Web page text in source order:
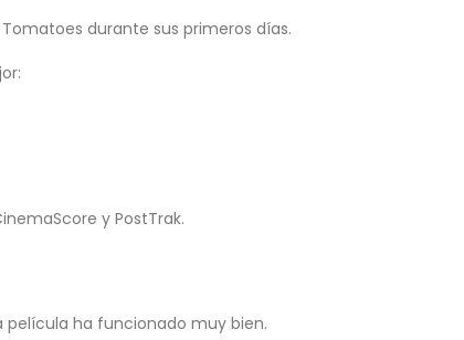
durante sus primeros días.
y PostTrak.
ha funcionado muy bien.